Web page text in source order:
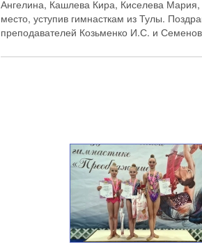
Ангелина, Кашлева Кира, Киселева
место, уступив гимнасткам из Тулы.
преподавателей Козьменко И.С. и